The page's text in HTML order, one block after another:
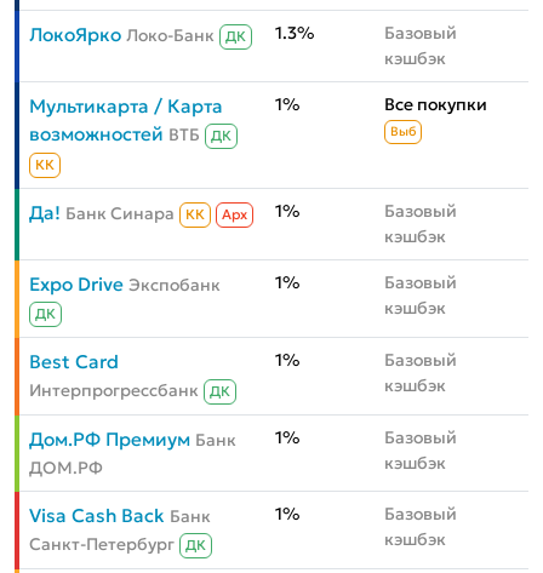
ЛокоЯрко Локо-Банк ДК 1.3%
Базовый
кэшбэк
Мультикарта / Карта
возможностей ВТБ
ДК
КК
1% Все покупки
Выб
Да! Банк Синара КК Aрх 1%
Базовый
кэшбэк
Expo Drive Экспобанк
ДК
1%
Базовый
кэшбэк
Best Card
Интерпрогрессбанк ДК
1%
Базовый
кэшбэк
Дом.РФ Премиум Банк
ДОМ.РФ
1%
Базовый
кэшбэк
Visa Cash Back Банк
Санкт-Петербург
ДК
1%
Базовый
кэшбэк